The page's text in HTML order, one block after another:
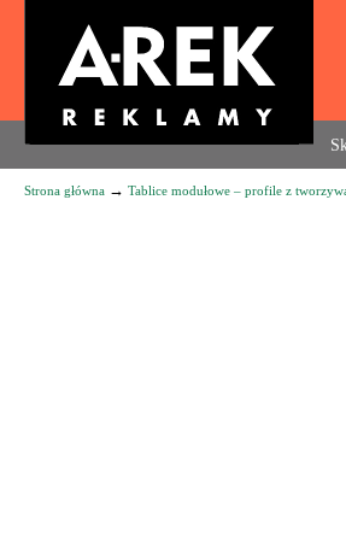
Agencja reklamowa. Reklama – usługi, druk
Navigation
Strona główna → Tablice modułowe – profile z